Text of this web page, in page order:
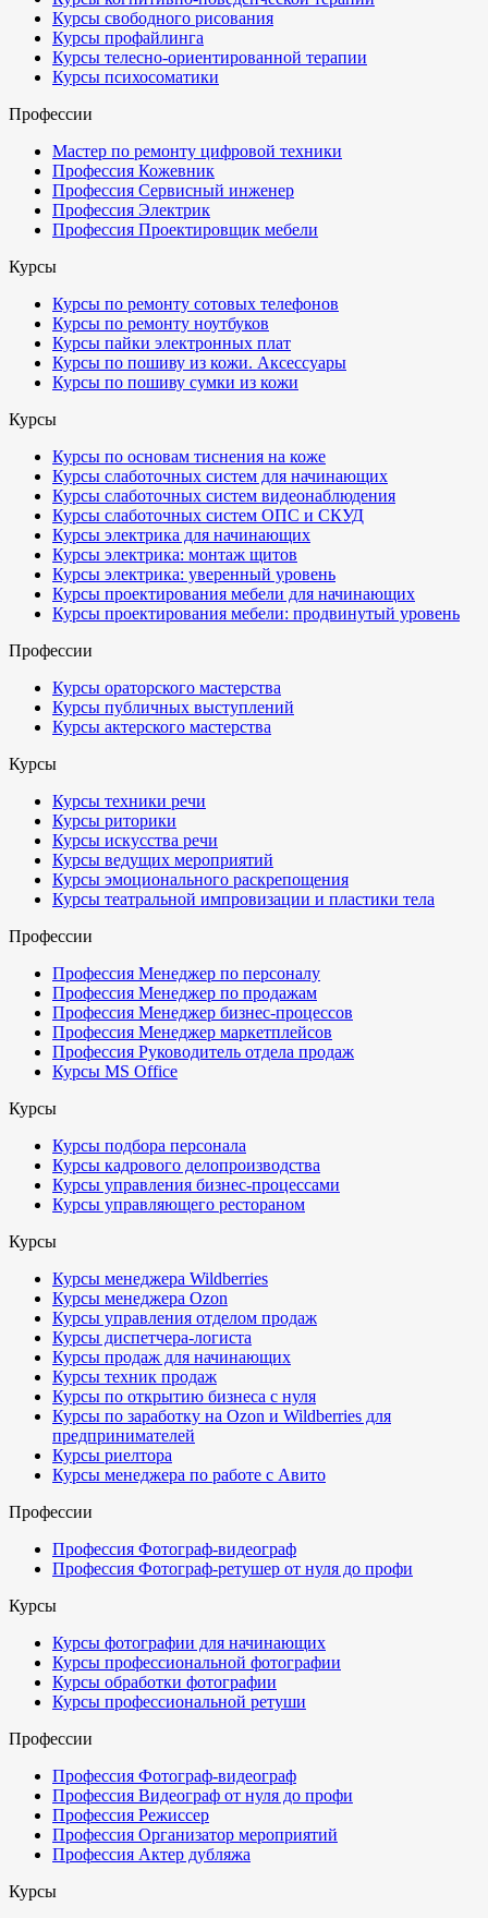
Курсы свободного рисования
Курсы профайлинга
Курсы телесно-ориентированной терапии
Курсы психосоматики
Профессии
Мастер по ремонту цифровой техники
Профессия Кожевник
Профессия Сервисный инженер
Профессия Электрик
Профессия Проектировщик мебели
Курсы
Курсы по ремонту сотовых телефонов
Курсы по ремонту ноутбуков
Курсы пайки электронных плат
Курсы по пошиву из кожи. Аксессуары
Курсы по пошиву сумки из кожи
Курсы
Курсы по основам тиснения на коже
Курсы слаботочных систем для начинающих
Курсы слаботочных систем видеонаблюдения
Курсы слаботочных систем ОПС и СКУД
Курсы электрика для начинающих
Курсы электрика: монтаж щитов
Курсы электрика: уверенный уровень
Курсы проектирования мебели для начинающих
Курсы проектирования мебели: продвинутый уровень
Профессии
Курсы ораторского мастерства
Курсы публичных выступлений
Курсы актерского мастерства
Курсы
Курсы техники речи
Курсы риторики
Курсы искусства речи
Курсы ведущих мероприятий
Курсы эмоционального раскрепощения
Курсы театральной импровизации и пластики тела
Профессии
Профессия Менеджер по персоналу
Профессия Менеджер по продажам
Профессия Менеджер бизнес-процессов
Профессия Менеджер маркетплейсов
Профессия Руководитель отдела продаж
Курсы MS Office
Курсы
Курсы подбора персонала
Курсы кадрового делопроизводства
Курсы управления бизнес-процессами
Курсы управляющего рестораном
Курсы
Курсы менеджера Wildberries
Курсы менеджера Ozon
Курсы управления отделом продаж
Курсы диспетчера-логиста
Курсы продаж для начинающих
Курсы техник продаж
Курсы по открытию бизнеса с нуля
Курсы по заработку на Ozon и Wildberries для
предпринимателей
Курсы риелтора
Курсы менеджера по работе с Авито
Профессии
Профессия Фотограф-видеограф
Профессия Фотограф-ретушер от нуля до профи
Курсы
Курсы фотографии для начинающих
Курсы профессиональной фотографии
Курсы обработки фотографии
Курсы профессиональной ретуши
Профессии
Профессия Фотограф-видеограф
Профессия Видеограф от нуля до профи
Профессия Режиссер
Профессия Организатор мероприятий
Профессия Актер дубляжа
Курсы